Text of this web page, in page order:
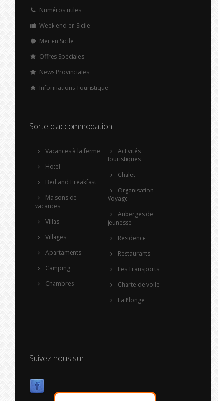
Numéros utiles
Week end en Sicile
Mer en Sicile
Offres Spéciales
News Provinciales
Informations Touristique
Sorte d'accommodation
Vacances à la ferme
Hotel
Bed and Breakfast
Maisons de
vacances
Villas
Villages
Apartaments
Camping
Chambres
Activités
touristiques
Chalet
Organisation
Voyage
Auberges de
jeunesse
Residence
Restaurants
Les Transports
Charte de voile
La Plonge
Suivez-nous sur